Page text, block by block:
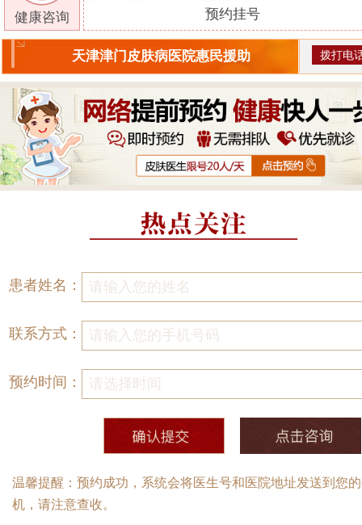
健康咨询 预约挂号
天津津门皮肤病医院惠民援助 拨打电
患者姓名：
联系方式：
预约时间：
温馨提醒：预约成功，系统会将医生号和医院地址发送到您
机，请注意查收。